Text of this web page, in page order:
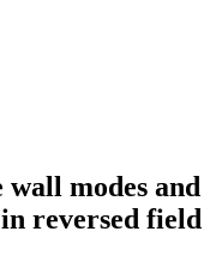
modes and
reversed field